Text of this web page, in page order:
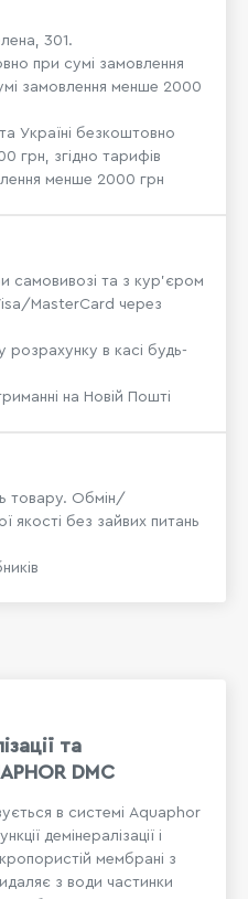
301.
при сумі замовлення
замовлення менше 2000
Україні безкоштовно
грн, згідно тарифів
менше 2000 грн
самовивозі та з кур’єром
MasterCard через
розрахунку в касі будь-
на Новій Пошті
товару. Обмін/
якості без зайвих питань
та
DMC
в системі Aquaphor
демінералізації і
мембрані з
з води частинки